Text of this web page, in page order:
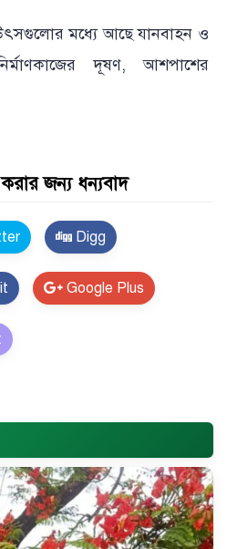
উৎসগুলোর মধ্যে আছে যানবাহন ও
দূষণ, আশপাশের
জন্য ধন্যবাদ
Digg
Google Plus